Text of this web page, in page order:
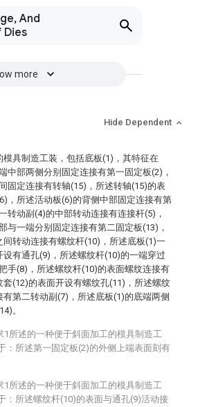
And
Dies
more
Hide Dependent
模具制造工装，包括底板(1)，其特征在
中部两侧分别固定连接有第一固定板(2)，
固定连接有转轴(15)，所述转轴(15)的表
，所述活动板(6)的背侧中部固定连接有第
转动副(4)的中部转动连接有连接杆(5)，
与一端分别固定连接有第二固定板(13)，
间转动连接有螺纹杆(10)，所述底板(1)一
有通孔(9)，所述螺纹杆(10)的一端穿过
手(8)，所述螺纹杆(10)的表面螺纹连接有
(12)的表面开设有螺纹孔(11)，所述螺纹
第二转动副(7)，所述底板(1)的底端两侧
。
1所述的一种便于斜面加工的模具制造工
：所述第一固定板(2)的外侧上端表面刻有
1所述的一种便于斜面加工的模具制造工
：所述螺纹杆(10)的表面与通孔(9)活动接